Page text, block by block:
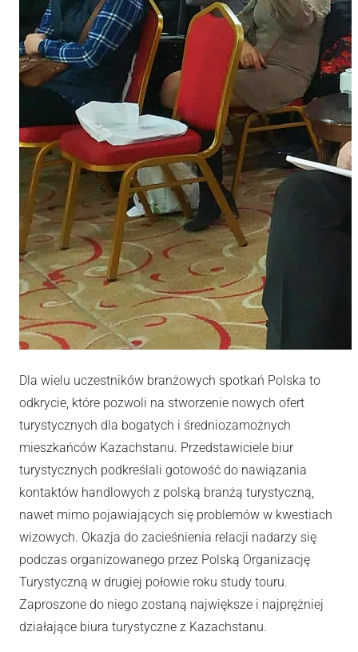
Dla wielu uczestników branżowych spotkań Polska to
odkrycie, które pozwoli na stworzenie nowych ofert
turystycznych dla bogatych i średniozamożnych
mieszkańców Kazachstanu. Przedstawiciele biur
turystycznych podkreślali gotowość do nawiązania
kontaktów handlowych z polską branżą turystyczną,
nawet mimo pojawiających się problemów w kwestiach
wizowych. Okazja do zacieśnienia relacji nadarzy się
podczas organizowanego przez Polską Organizację
Turystyczną w drugiej połowie roku study touru.
Zaproszone do niego zostaną największe i najprężniej
działające biura turystyczne z Kazachstanu.